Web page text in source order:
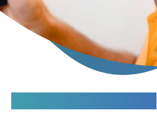
Audífonos Bluetooth